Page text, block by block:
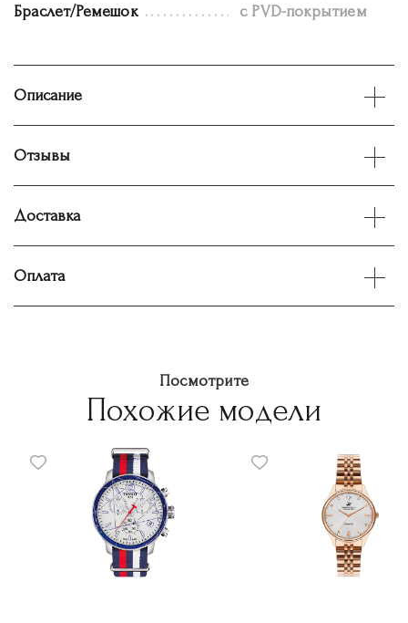
Браслет/Ремешок
с PVD-покрытием
Описание
Отзывы
Доставка
Оплата
Посмотрите
Похожие модели